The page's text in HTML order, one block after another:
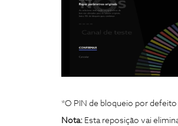
*O PIN de bloqueio por defeito
Nota: Esta reposição vai